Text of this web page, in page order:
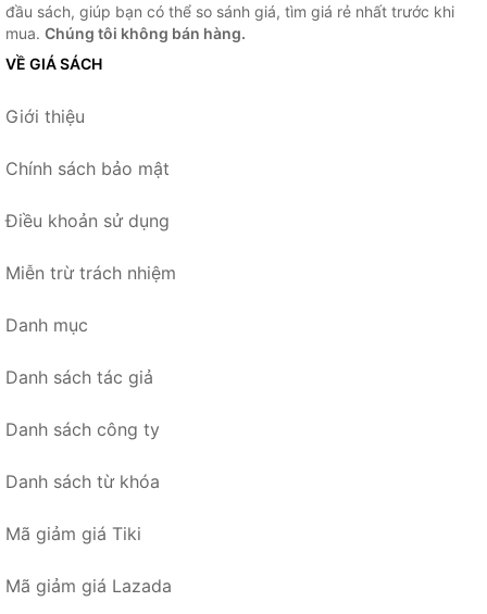
đầu sách, giúp bạn có thể so sánh giá, tìm giá rẻ nhất trước khi
mua. Chúng tôi không bán hàng.
VỀ GIÁ SÁCH
Giới thiệu
Chính sách bảo mật
Điều khoản sử dụng
Miễn trừ trách nhiệm
Danh mục
Danh sách tác giả
Danh sách công ty
Danh sách từ khóa
Mã giảm giá Tiki
Mã giảm giá Lazada